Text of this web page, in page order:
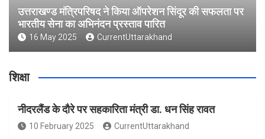
उत्तराखण्ड मंत्रिपरिषद ने किया ऑपरेशन सिंदूर की सफलता पर
भारतीय सेना का अभिनंदन प्रस्ताव पारित
16 May 2025 CurrentUttarakhand
शिक्षा
नीदरलैंड के दौरे पर सहकारिता मंत्री डा. धन सिंह रावत
10 February 2025 CurrentUttarakhand